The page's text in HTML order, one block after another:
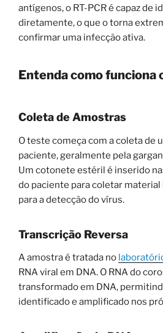
antígenos, o RT-PCR é capaz de
diretamente, o que o torna
confirmar uma infecção ativa.
Entenda como funciona
Coleta de Amostras
O teste começa com a coleta de
paciente, geralmente pela
Um cotonete estéril é inserido
do paciente para coletar
para a detecção do vírus.
Transcrição Reversa
A amostra é tratada no
RNA viral em DNA. O RNA do
transformado em DNA,
identificado e amplificado nos